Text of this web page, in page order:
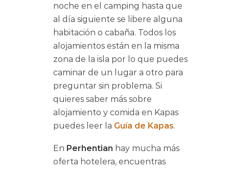
noche en el camping hasta que
al día siguiente se libere alguna
habitación o cabaña. Todos los
alojamientos están en la misma
zona de la isla por lo que puedes
caminar de un lugar a otro para
preguntar sin problema. Si
quieres saber más sobre
alojamiento y comida en Kapas
puedes leer la Guía de Kapas.
En Perhentian hay mucha más
oferta hotelera, encuentras